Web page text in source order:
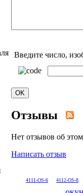
Введите число,
Отзывы
Нет отзывов об
Написать отзыв
4111-OS-6 4112-OS-8